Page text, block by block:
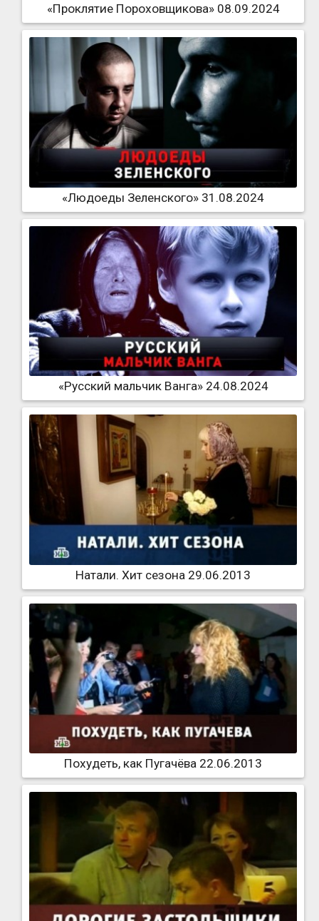
«Проклятие Пороховщикова» 08.09.2024
«Людоеды Зеленского» 31.08.2024
«Русский мальчик Ванга» 24.08.2024
Натали. Хит сезона 29.06.2013
Похудеть, как Пугачёва 22.06.2013